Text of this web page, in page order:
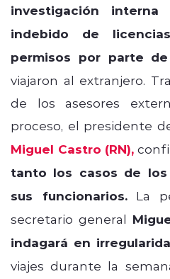
investigación interna
indebido de
permisos por parte
viajaron al extranjero.
de los asesores
proceso, el presidente
Miguel Castro (RN),
tanto los casos de
sus funcionarios.La
secretario general
indagará en
viajes durante la